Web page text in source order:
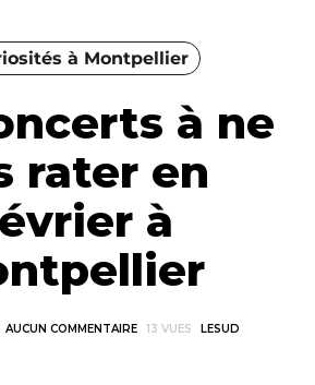
à Montpellier
à ne
rater en
à
AUCUN COMMENTAIRE 13 VUES LESUD